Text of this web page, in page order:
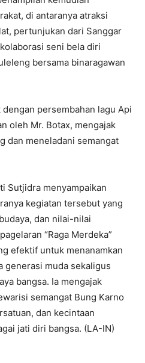
di antaranya atraksi
pertunjukan dari Sanggar
seni bela diri
bersama binaragawan
persembahan lagu Api
oleh Mr. Botax, mengajak
dan meneladani semangat
Sutjidra menyampaikan
kegiatan tersebut yang
dan nilai-nilai
“Raga Merdeka”
efektif untuk menanamkan
generasi muda sekaligus
bangsa. Ia mengajak
semangat Bung Karno
dan kecintaan
jati diri bangsa. (LA-IN)